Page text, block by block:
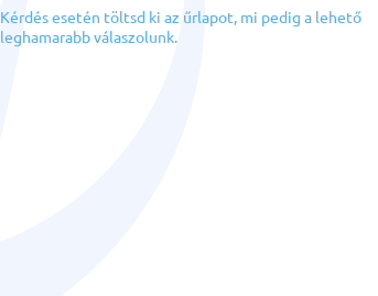
Kérdés esetén töltsd ki az űrlapot, mi pedig a lehető
leghamarabb válaszolunk.